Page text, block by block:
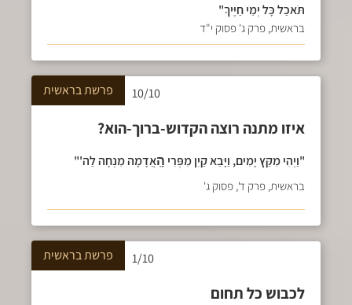
תֹּאכַל כָּל יְמֵי חַיֶּיךָ"
בראשית, פרק ג' פסוק י"ד
10/10 פרשתבראשית
איזו מתנה רוצה הקדוש-ברוך-הוא?
"וַיְהִי מִקֵּץ יָמִים, וַיָּבֵא קַיִן מִפְּרִי הָֽאֲדָמָה מִנְחָה לַה'"
בראשית, פרק ד', פסוק ג'
1/10 פרשתבראשית
לכבוש כל תחום